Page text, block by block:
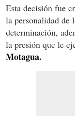
Esta decisión fue
la personalidad de
determinación,
la presión que le
Motagua.